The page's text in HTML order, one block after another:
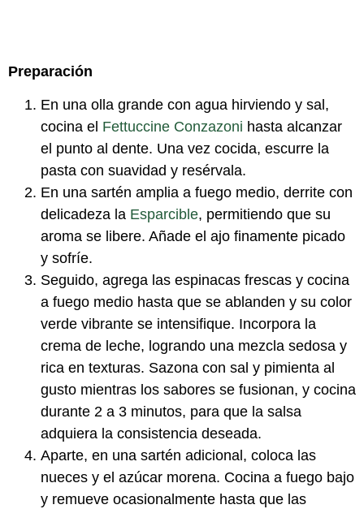
Preparación
En una olla grande con agua hirviendo y sal,
cocina el Fettuccine Conzazoni hasta alcanzar
el punto al dente. Una vez cocida, escurre la
pasta con suavidad y resérvala.
En una sartén amplia a fuego medio, derrite con
delicadeza la Esparcible, permitiendo que su
aroma se libere. Añade el ajo finamente picado
y sofríe.
Seguido, agrega las espinacas frescas y cocina
a fuego medio hasta que se ablanden y su color
verde vibrante se intensifique. Incorpora la
crema de leche, logrando una mezcla sedosa y
rica en texturas. Sazona con sal y pimienta al
gusto mientras los sabores se fusionan, y cocina
durante 2 a 3 minutos, para que la salsa
adquiera la consistencia deseada.
Aparte, en una sartén adicional, coloca las
nueces y el azúcar morena. Cocina a fuego bajo
y remueve ocasionalmente hasta que las